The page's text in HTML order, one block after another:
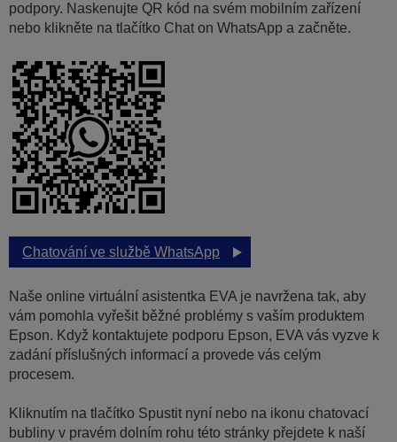
podpory. Naskenujte QR kód na svém mobilním zařízení
nebo klikněte na tlačítko Chat on WhatsApp a začněte.
Chatování ve službě WhatsApp
Naše online virtuální asistentka EVA je navržena tak, aby
vám pomohla vyřešit běžné problémy s vaším produktem
Epson. Když kontaktujete podporu Epson, EVA vás vyzve k
zadání příslušných informací a provede vás celým
procesem.
Kliknutím na tlačítko Spustit nyní nebo na ikonu chatovací
bubliny v pravém dolním rohu této stránky přejdete k naší